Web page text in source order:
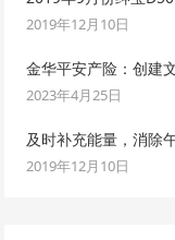
2019年12月10日
金华平安产险：创建
2023年4月25日
及时补充能量，消除
2019年12月10日